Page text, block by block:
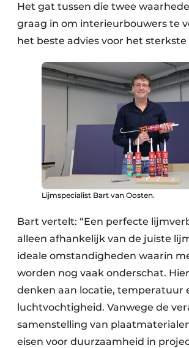
Het gat tussen die twee
graag in om interieurbouwers te
het beste advies voor het
Lijmspecialist Bart van Oosten.
Bart vertelt: “Een perfecte
alleen afhankelijk van de juiste
ideale omstandigheden waarin
worden nog vaak onderschat.
denken aan locatie, temperatuur
luchtvochtigheid. Vanwege de
samenstelling van
eisen voor duurzaamheid in